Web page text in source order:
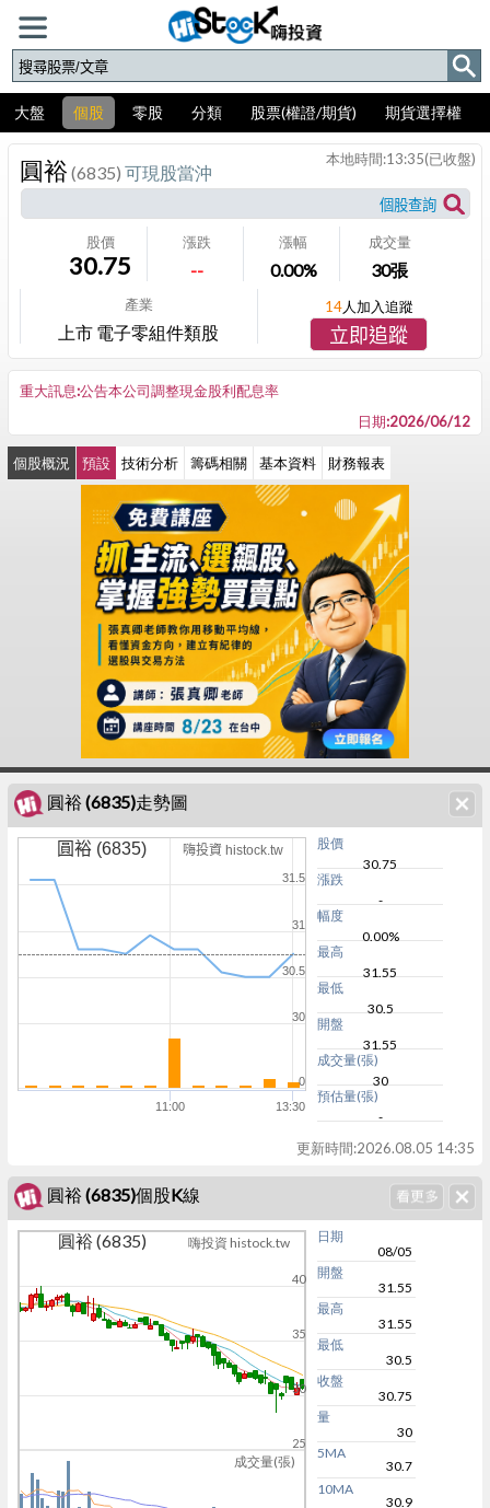
大盤 個股 零股 分類 股票(權證/期貨) 期貨選擇權
圓裕 (6835) 可現股當沖
股價
30.75
漲跌
--
漲幅
0.00%
成交量
30張
產業
上市 電子零組件類股
本地時間:13:35(已收盤)
14人加入追蹤
立即追蹤
重大訊息:公告本公司調整現金股利配息率
日期:2026/06/12
個股概況 預設 技術分析 籌碼相關 基本資料 財務報表
圓裕 (6835)走勢圖
圓裕 (6835) 嗨投資 histock.tw
11:00 13:30
30
30.5
31
31.5
0
股價
30.75
漲跌
-
幅度
0.00%
最高
31.55
最低
30.5
開盤
31.55
成交量(張)
30
預估量(張)
-
更新時間:2026.08.05 14:35
圓裕 (6835)個股K線
成交量(張)
圓裕 (6835) 嗨投資 histock.tw
25
30
35
40
日期
08/05
開盤
31.55
最高
31.55
最低
30.5
收盤
30.75
量
30
5MA
30.7
10MA
30.9